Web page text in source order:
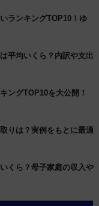
ランキングTOP10！ゆ
平均いくら？内訳や支出
ングTOP10を大公開！
りは？実例をもとに最適
くら？母子家庭の収入や